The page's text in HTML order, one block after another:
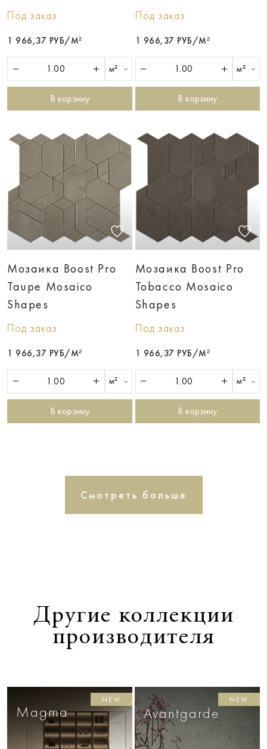
Под заказ
1 966,37 РУБ/М²
м²
В корзину
Под заказ
1 966,37 РУБ/М²
м²
В корзину
Мозаика Boost Pro
Taupe Mosaico
Shapes
Под заказ
1 966,37 РУБ/М²
м²
В корзину
Мозаика Boost Pro
Tobacco Mosaico
Shapes
Под заказ
1 966,37 РУБ/М²
м²
В корзину
Смотреть больше
Другие коллекции
производителя
Magma
NEW
Avantgarde
NEW